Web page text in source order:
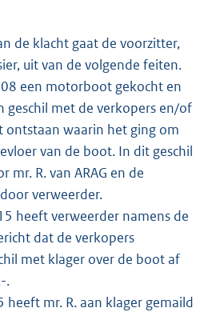
de klacht gaat de voorzitter,
uit van de volgende feiten.
een motorboot gekocht en
geschil met de verkopers en/of
ontstaan waarin het ging om
van de boot. In dit geschil
mr. R. van ARAG en de
verweerder.
heeft verweerder namens de
dat de verkopers
met klager over de boot af
.
mr. R. aan klager gemaild